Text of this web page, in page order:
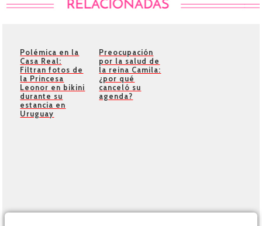
Polémica en la
Casa Real:
Filtran fotos de
la Princesa
Leonor en bikini
durante su
estancia en
Uruguay
Preocupación
por la salud de
la reina Camila:
¿por qué
canceló su
agenda?